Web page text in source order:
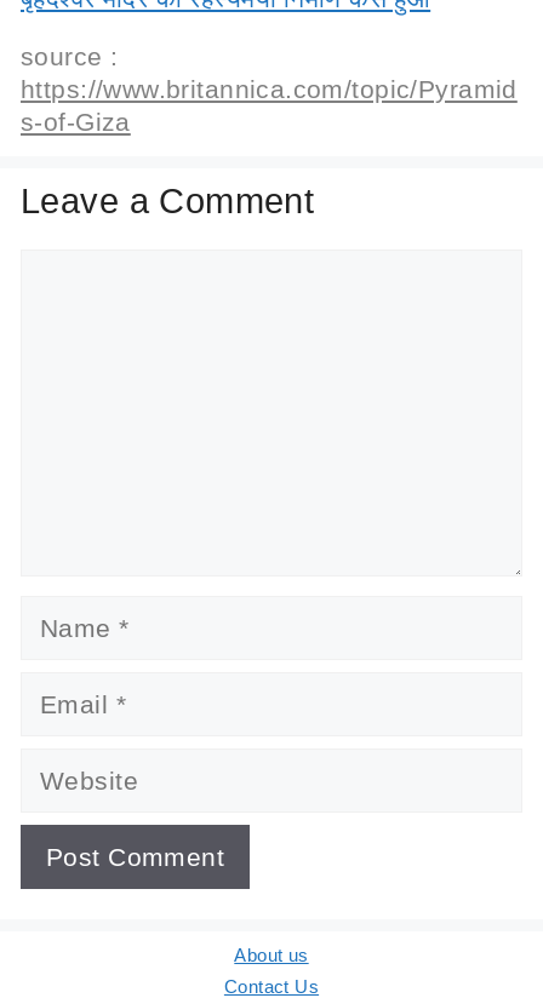
source :
https://www.britannica.com/topic/Pyramid
s-of-Giza
Leave a Comment
About us
Contact Us